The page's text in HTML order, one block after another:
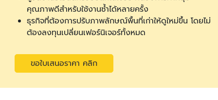
คุณภาพดีสำหรับใช้งานซ้ำได้หลายครั้ง
ธุรกิจที่ต้องการปรับภาพลักษณ์พื้นที่เก่าให้ดูใหม่ขึ้น โดยไม่
ต้องลงทุนเปลี่ยนเฟอร์นิเจอร์ทั้งหมด
ขอใบเสนอราคา คลิก